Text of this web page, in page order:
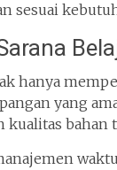
sesuai
hanya
yang
bahan